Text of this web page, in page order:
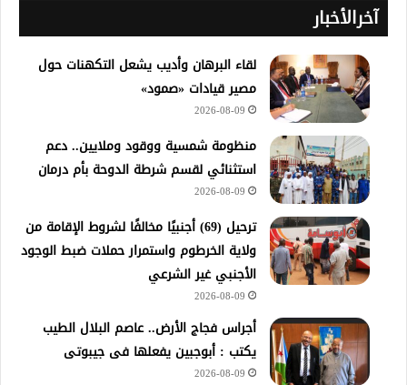
آخرالأخبار
لقاء البرهان وأديب يشعل التكهنات حول
مصير قيادات «صمود»
2026-08-09
منظومة شمسية ووقود وملايين.. دعم
استثنائي لقسم شرطة الدوحة بأم درمان
2026-08-09
ترحيل (69) أجنبيًا مخالفًا لشروط الإقامة من
ولاية الخرطوم واستمرار حملات ضبط الوجود
الأجنبي غير الشرعي
2026-08-09
أجراس فجاج الأرض.. عاصم البلال الطيب
يكتب : أبوجبين يفعلها فى جيبوتى
2026-08-09